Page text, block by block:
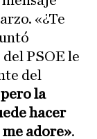
«¿Te
PSOE le
del
la
hacer
adore».